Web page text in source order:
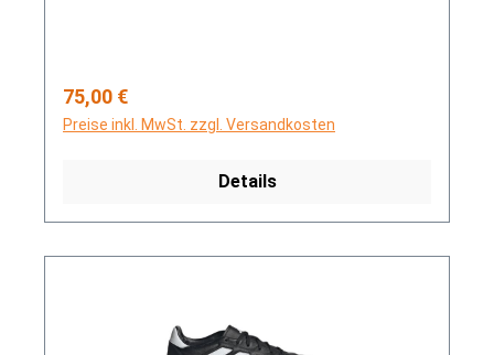
Regulärer Preis:
75,00 €
Preise inkl. MwSt. zzgl. Versandkosten
Details